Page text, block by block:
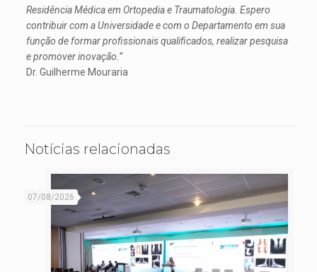
Residência Médica em Ortopedia e Traumatologia. Espero
contribuir com a Universidade e com o Departamento em sua
função de formar profissionais qualificados, realizar pesquisa
e promover inovação.”
Dr. Guilherme Mouraria
Notícias relacionadas
07/08/2026